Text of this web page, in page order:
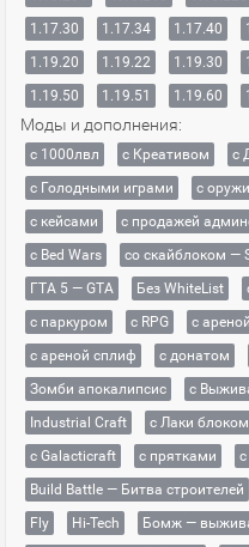
1.17.30
1.17.34 1.17.40
1.19.20
1.19.22 1.19.30
1.19.50
1.19.51 1.19.60
Моды и дополнения:
с 1000лвл c Креативом с
с Голодными играми
с
с кейсами
с продажей
с Bed Wars
со скайблоком —
ГТА 5 — GTA
Без WhiteList
с паркуром
с RPG с ареной
с ареной сплиф
с донатом
Зомби апокалипсис
с
Industrial Craft
с Лаки
с Galacticraft
с прятками
Build Battle — Битва строителей
Fly
Hi-Tech
Бомж —